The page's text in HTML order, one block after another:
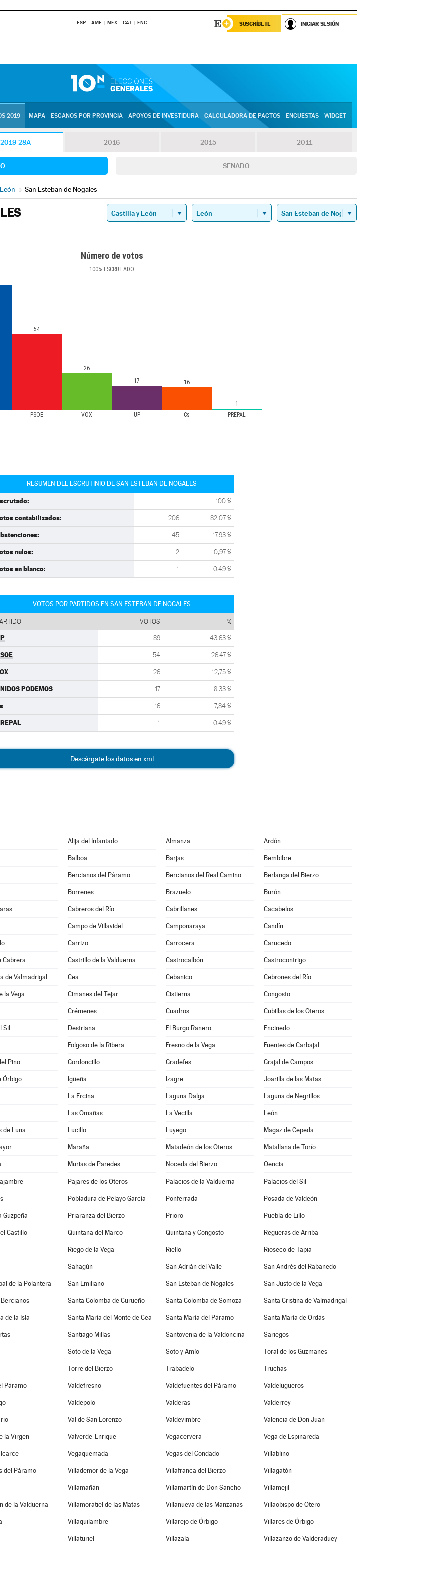
ESP AME MEX CAT ENG SUSCRÍBETE INICIAR SESIÓN
2019 MAPA ESCAÑOS POR PROVINCIA APOYOS DE INVESTIDURA CALCULADORA DE PACTOS ENCUESTAS WIDGET
2019-28A 2016 2015 2011
SENADO
León » San Esteban de Nogales
Número de votos
100% ESCRUTADO
PSOE VOX UP Cs PREPAL
54
26
17
16
1
RESUMEN DEL ESCRUTINIO DE SAN ESTEBAN DE NOGALES
100 %
contabilizados: 206 82,07 %
45 17,93 %
nulos: 2 0,97 %
en blanco: 1 0,49 %
VOTOS POR PARTIDOS EN SAN ESTEBAN DE NOGALES
VOTOS %
89 43,63 %
54 26,47 %
26 12,75 %
PODEMOS 17 8,33 %
16 7,84 %
1 0,49 %
Descárgate los datos en xml
Alija del Infantado Almanza Ardón
Balboa Barjas Bembibre
Bercianos del Páramo Bercianos del Real Camino Berlanga del Bierzo
Borrenes Brazuelo Burón
Cabreros del Río Cabrillanes Cacabelos
Campo de Villavidel Camponaraya Candín
Carrizo Carrocera Carucedo
Cabrera Castrillo de la Valduerna Castrocalbón Castrocontrigo
de Valmadrigal Cea Cebanico Cebrones del Río
la Vega Cimanes del Tejar Cistierna Congosto
Crémenes Cuadros Cubillas de los Oteros
Sil Destriana El Burgo Ranero Encinedo
Folgoso de la Ribera Fresno de la Vega Fuentes de Carbajal
Pino Gordoncillo Gradefes Grajal de Campos
Órbigo Igüeña Izagre Joarilla de las Matas
La Ercina Laguna Dalga Laguna de Negrillos
Las Omañas La Vecilla León
de Luna Lucillo Luyego Magaz de Cepeda
Maraña Matadeón de los Oteros Matallana de Torío
Murias de Paredes Noceda del Bierzo Oencia
Pajares de los Oteros Palacios de la Valduerna Palacios del Sil
Pobladura de Pelayo García Ponferrada Posada de Valdeón
Guzpeña Priaranza del Bierzo Prioro Puebla de Lillo
Castillo Quintana del Marco Quintana y Congosto Regueras de Arriba
Riego de la Vega Riello Rioseco de Tapia
Sahagún San Adrián del Valle San Andrés del Rabanedo
de la Polantera San Emiliano San Esteban de Nogales San Justo de la Vega
Santa Colomba de Curueño Santa Colomba de Somoza Santa Cristina de Valmadrigal
de la Isla Santa María del Monte de Cea Santa María del Páramo Santa María de Ordás
Santiago Millas Santovenia de la Valdoncina Sariegos
Soto de la Vega Soto y Amío Toral de los Guzmanes
Torre del Bierzo Trabadelo Truchas
Páramo Valdefresno Valdefuentes del Páramo Valdelugueros
Valdepolo Valderas Valderrey
Val de San Lorenzo Valdevimbre Valencia de Don Juan
la Virgen Valverde-Enrique Vegacervera Vega de Espinareda
Vegaquemada Vegas del Condado Villablino
del Páramo Villademor de la Vega Villafranca del Bierzo Villagatón
Villamañán Villamartín de Don Sancho Villamejil
de la Valduerna Villamoratiel de las Matas Villanueva de las Manzanas Villaobispo de Otero
Villaquilambre Villarejo de Órbigo Villares de Órbigo
Villaturiel Villazala Villazanzo de Valderaduey